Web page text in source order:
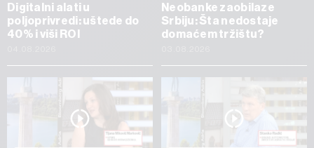
Digitalni alati u
poljoprivredi: uštede do
40% i viši ROI
Neobanke zaobilaze
Srbiju: Šta nedostaje
domaćem tržištu?